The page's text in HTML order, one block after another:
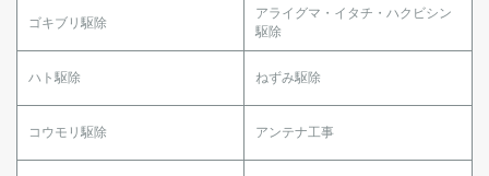
ゴキブリ駆除
アライグマ・イタチ・ハクビシン
駆除
ハト駆除 ねずみ駆除
コウモリ駆除 アンテナ工事